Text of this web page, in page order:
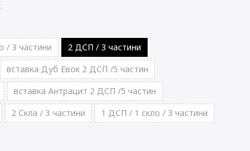
/ 3 частини
2 ДСП / 3 частини
вставка Дуб Евок 2 ДСП /5 частин
вставка Антрацит 2 ДСП /5 частин
2 Скла / 3 частини 1 ДСП / 1 скло / 3 частини